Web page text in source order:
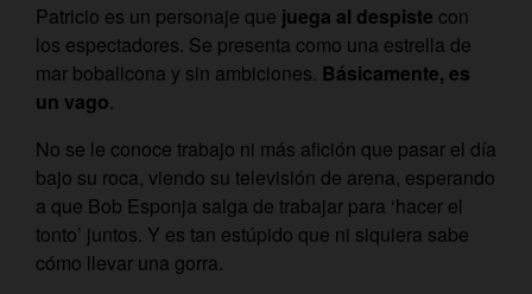
Patricio es un personaje que juega al despiste con
los espectadores. Se presenta como una estrella de
mar bobalicona y sin ambiciones. Básicamente, es
un vago.
No se le conoce trabajo ni más afición que pasar el día
bajo su roca, viendo su televisión de arena, esperando
a que Bob Esponja salga de trabajar para ‘hacer el
tonto’ juntos. Y es tan estúpido que ni siquiera sabe
cómo llevar una gorra.